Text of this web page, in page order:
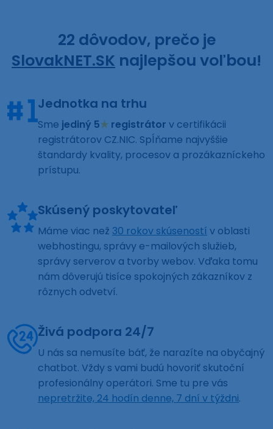
22 dôvodov, prečo je
SlovakNET.SK najlepšou voľbou!
Jednotka na trhu
Sme jediný 5★ registrátor v certifikácii
registrátorov CZ.NIC. Spĺňame najvyššie
štandardy kvality, procesov a prozákazníckeho
prístupu.
Skúsený poskytovateľ
Máme viac než 30 rokov skúseností v oblasti
webhostingu, správy e-mailových služieb,
správy serverov a tvorby webov. Vďaka tomu
nám dôverujú tisíce spokojných zákazníkov z
rôznych odvetví.
Živá podpora 24/7
U nás sa nemusíte báť, že narazíte na obyčajný
chatbot. Vždy s vami budú hovoriť skutoční
profesionálny operátori. Sme tu pre vás
nepretržite, 24 hodín denne, 7 dní v týždni.